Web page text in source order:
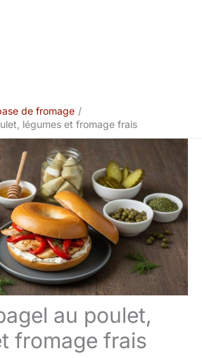
de fromage
légumes et fromage frais
au poulet,
fromage frais